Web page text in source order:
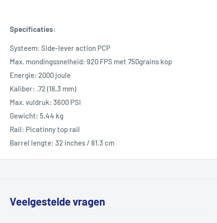
Specificaties:
Systeem: Side-lever action PCP
Max. mondingssnelheid: 920 FPS met 750grains kop
Energie: 2000 joule
Kaliber: .72 (18,3 mm)
Max. vuldruk: 3600 PSI
Gewicht: 5,44 kg
Rail: Picatinny top rail
Barrel lengte: 32 inches / 81.3 cm
Veelgestelde vragen